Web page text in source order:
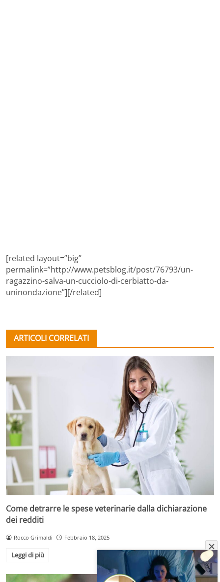
[related layout=”big”
permalink=”http://www.petsblog.it/post/76793/un-
ragazzino-salva-un-cucciolo-di-cerbiatto-da-
uninondazione”][/related]
ARTICOLI CORRELATI
Come detrarre le spese veterinarie dalla dichiarazione
dei redditi
Rocco Grimaldi Febbraio 18, 2025
Leggi di più